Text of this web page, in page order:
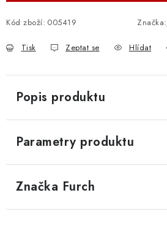
Kód zboží: 005419 Značka:
Tisk Zeptat se Hlídat
Popis produktu
Parametry produktu
Značka Furch